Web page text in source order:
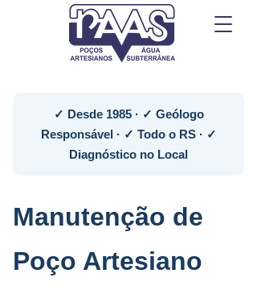
✓ Desde 1985 · ✓ Geólogo
Responsável · ✓ Todo o RS · ✓
Diagnóstico no Local
Manutenção de
Poço Artesiano